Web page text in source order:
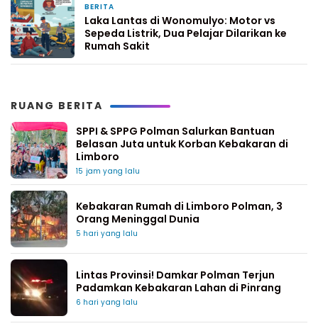
BERITA
Laka Lantas di Wonomulyo: Motor vs
Sepeda Listrik, Dua Pelajar Dilarikan ke
Rumah Sakit
RUANG BERITA
SPPI & SPPG Polman Salurkan Bantuan
Belasan Juta untuk Korban Kebakaran di
Limboro
15 jam yang lalu
Kebakaran Rumah di Limboro Polman, 3
Orang Meninggal Dunia
5 hari yang lalu
Lintas Provinsi! Damkar Polman Terjun
Padamkan Kebakaran Lahan di Pinrang
6 hari yang lalu